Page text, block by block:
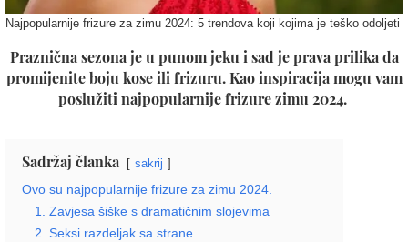
Najpopularnije frizure za zimu 2024: 5 trendova koji kojima je teško odoljeti
Praznična sezona je u punom jeku i sad je prava prilika da
promijenite boju kose ili frizuru. Kao inspiracija mogu vam
poslužiti najpopularnije frizure zimu 2024.
Sadržaj članka sakrij
Ovo su najpopularnije frizure za zimu 2024.
1. Zavjesa šiške s dramatičnim slojevima
2. Seksi razdeljak sa strane